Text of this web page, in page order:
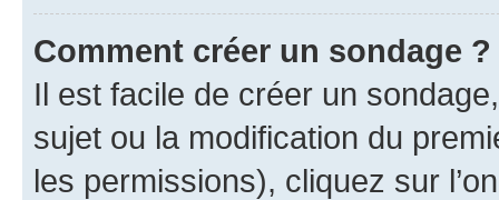
Comment créer un sondage ?
Il est facile de créer un
sujet ou la modification du
les permissions), cliquez sur